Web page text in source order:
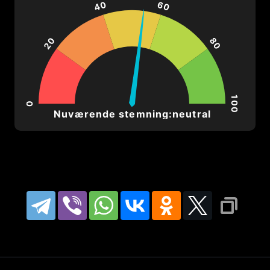
задолженность: 19.9 млрд
57.9)
объем в последние 4
так как значение ниже нуля.
равной мере, при этом отметка
0
20
40 60
80
100
Nuværende stemning:neutral